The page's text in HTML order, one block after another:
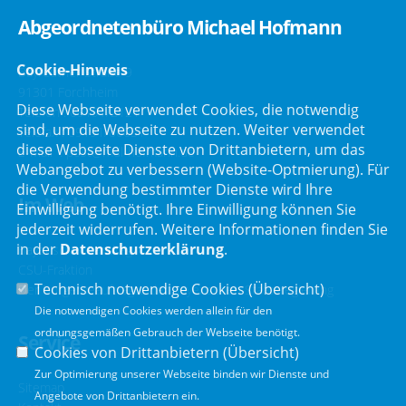
Abgeordnetenbüro Michael Hofmann
Bayreuther Straße 9
Telefon :09191/2121
Telefax : 09191/80051
E-Mail :post@mdl-hofmann.de
Im Web
Bayerischer Landtag
Der Bürgerbeauftragte der Bayerischen Staatsregierung
Service
Sitemap
Cookie-Hinweis
Diese Webseite verwendet Cookies, die notwendig
sind, um die Webseite zu nutzen. Weiter verwendet
diese Webseite Dienste von Drittanbietern, um das
Webangebot zu verbessern (Website-Optmierung). Für
die Verwendung bestimmter Dienste wird Ihre
Einwilligung benötigt. Ihre Einwilligung können Sie
jederzeit widerrufen. Weitere Informationen finden Sie
in der Datenschutzerklärung.
Technisch notwendige Cookies (Übersicht)
Die notwendigen Cookies werden allein für den
ordnungsgemäßen Gebrauch der Webseite benötigt.
Cookies von Drittanbietern (Übersicht)
Zur Optimierung unserer Webseite binden wir Dienste und
Angebote von Drittanbietern ein.